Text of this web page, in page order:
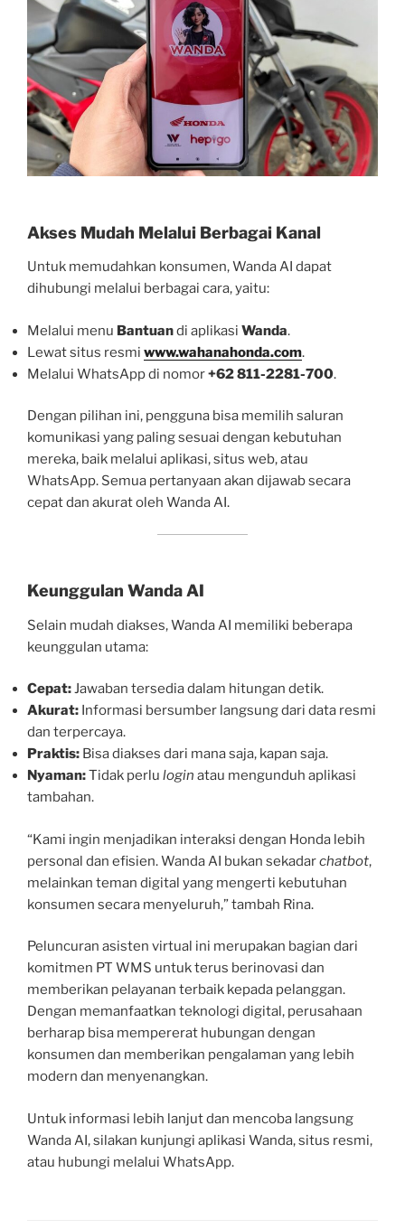
Akses Mudah Melalui Berbagai Kanal
Untuk memudahkan konsumen, Wanda AI dapat
dihubungi melalui berbagai cara, yaitu:
Melalui menu Bantuandi aplikasi Wanda.
Lewat situs resmi www.wahanahonda.com.
Melalui WhatsApp di nomor+62 811-2281-700.
Dengan pilihan ini, pengguna bisa memilih saluran
komunikasi yang paling sesuai dengan kebutuhan
mereka, baik melalui aplikasi, situs web, atau
WhatsApp. Semua pertanyaan akan dijawab secara
cepat dan akurat oleh Wanda AI.
Keunggulan Wanda AI
Selain mudah diakses, Wanda AI memiliki beberapa
keunggulan utama:
Cepat:Jawaban tersedia dalam hitungan detik.
Akurat: Informasi bersumber langsung dari data resmi
dan terpercaya.
Praktis: Bisa diakses dari mana saja, kapan saja.
Nyaman:Tidak perlu login atau mengunduh aplikasi
tambahan.
“Kami ingin menjadikan interaksi dengan Honda lebih
personal dan efisien. Wanda AI bukan sekadarchatbot,
melainkan teman digital yang mengerti kebutuhan
konsumen secara menyeluruh,” tambah Rina.
Peluncuran asisten virtual ini merupakan bagian dari
komitmen PT WMS untuk terus berinovasi dan
memberikan pelayanan terbaik kepada pelanggan.
Dengan memanfaatkan teknologi digital, perusahaan
berharap bisa mempererat hubungan dengan
konsumen dan memberikan pengalaman yang lebih
modern dan menyenangkan.
Untuk informasi lebih lanjut dan mencoba langsung
Wanda AI, silakan kunjungi aplikasi Wanda, situs resmi,
atau hubungi melalui WhatsApp.